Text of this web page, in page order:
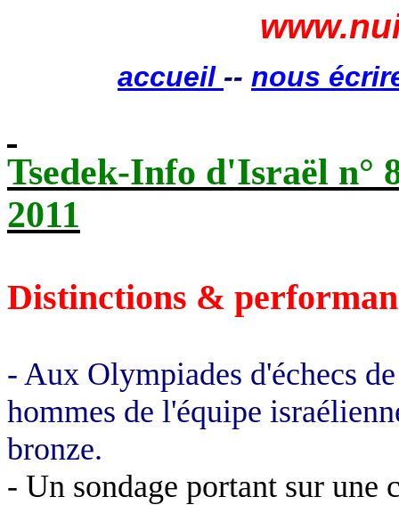
accueil -- nous
Tsedek-Info d'Israël n°
2011
Distinctions &
- Aux Olympiades d'échecs
hommes de l'équipe
bronze.
- Un sondage portant sur une